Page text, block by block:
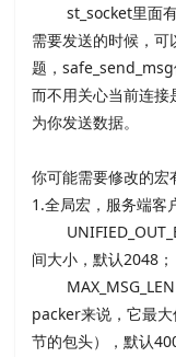
st_socket里面有
需要发送的时候，
题，safe_send_msg
而不用关心当前连接
为你发送数据。
你可能需要修改的宏
1.全局宏，服务端客
间大小，默认2048；
MAX_MSG_LEN
packer来说，它最
节的包头），默认